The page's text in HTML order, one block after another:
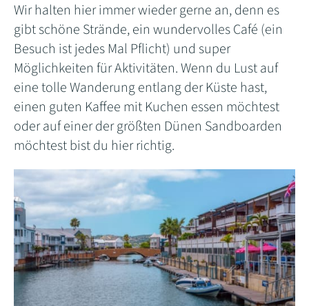
Wir halten hier immer wieder gerne an, denn es
gibt schöne Strände, ein wundervolles Café (ein
Besuch ist jedes Mal Pflicht) und super
Möglichkeiten für Aktivitäten. Wenn du Lust auf
eine tolle Wanderung entlang der Küste hast,
einen guten Kaffee mit Kuchen essen möchtest
oder auf einer der größten Dünen Sandboarden
möchtest bist du hier richtig.